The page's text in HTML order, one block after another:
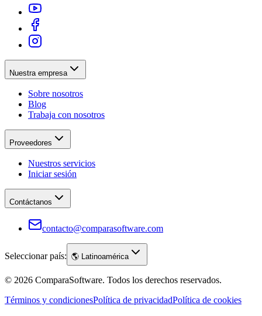
Nuestra empresa
Sobre nosotros
Blog
Trabaja con nosotros
Proveedores
Nuestros servicios
Iniciar sesión
Contáctanos
contacto@comparasoftware.com
Seleccionar país: 🌎 Latinoamérica
© 2026 ComparaSoftware. Todos los derechos reservados.
Términos y condicionesPolítica de privacidadPolítica de cookies